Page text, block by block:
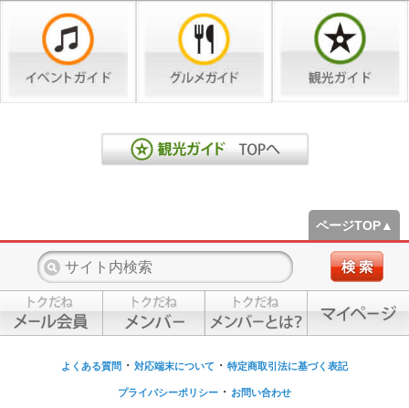
ページTOP▲
よくある質問 ・ 対応端末について ・ 特定商取引法に基づく表記
プライバシーポリシー ・ お問い合わせ